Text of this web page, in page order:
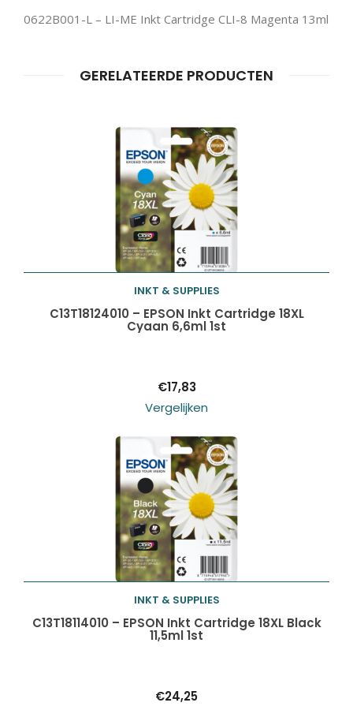
0622B001-L – LI-ME Inkt Cartridge CLI-8 Magenta 13ml
GERELATEERDE PRODUCTEN
Toevoegen aan
INKT & SUPPLIES
C13T18124010 – EPSON Inkt Cartridge 18XL
Cyaan 6,6ml 1st
€17,83
Vergelijken
Toevoegen aan
INKT & SUPPLIES
C13T18114010 – EPSON Inkt Cartridge 18XL Black
11,5ml 1st
€24,25